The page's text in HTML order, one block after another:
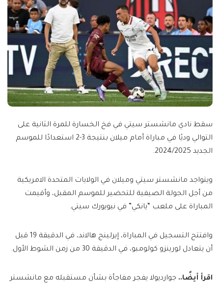
سقط نادي مانشستر سيتي في فخ الخسارة للمرة الثانية على
التوالي وديًا في مباراة أمام ميلان بنتيجة 3-2 استعدادًا للموسم
الجديد 2024/2025.
ويتواجد مانشستر سيتي وميلان في الولايات المتحدة الامريكية
من أجل الجولة الصيفية للتحضير للموسم المقبل، وأقيمت
المباراة على ملعب “يانكي” في نيويورك سيتي.
وافتتح التسجيل في المباراة، إيرلينج هالاند، في الدقيقة 19 قبل
أن يتعادل لورينزو كولومبو، في الدقيقة 30 من زمن الشوط الأول.
اقرأ أيضًا.. جوارديولا يفجر مفاجأة بشأن مستقبله مع مانشستر